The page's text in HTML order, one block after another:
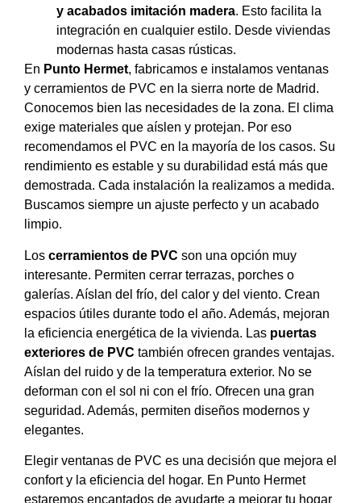
y acabados imitación madera. Esto facilita la
integración en cualquier estilo. Desde viviendas
modernas hasta casas rústicas.
En Punto Hermet, fabricamos e instalamos ventanas
y cerramientos de PVC en la sierra norte de Madrid.
Conocemos bien las necesidades de la zona. El clima
exige materiales que aíslen y protejan. Por eso
recomendamos el PVC en la mayoría de los casos. Su
rendimiento es estable y su durabilidad está más que
demostrada. Cada instalación la realizamos a medida.
Buscamos siempre un ajuste perfecto y un acabado
limpio.
Los cerramientos de PVC son una opción muy
interesante. Permiten cerrar terrazas, porches o
galerías. Aíslan del frío, del calor y del viento. Crean
espacios útiles durante todo el año. Además, mejoran
la eficiencia energética de la vivienda. Las puertas
exteriores de PVC también ofrecen grandes ventajas.
Aíslan del ruido y de la temperatura exterior. No se
deforman con el sol ni con el frío. Ofrecen una gran
seguridad. Además, permiten diseños modernos y
elegantes.
Elegir ventanas de PVC es una decisión que mejora el
confort y la eficiencia del hogar. En Punto Hermet
estaremos encantados de ayudarte a mejorar tu hogar